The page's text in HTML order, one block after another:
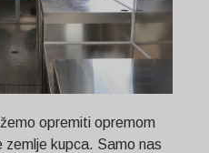
opremiti opremom
kupca. Samo nas